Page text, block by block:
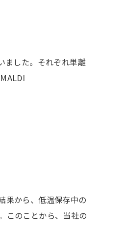
ました。それぞれ単離
果から、低温保存中の
このことから、当社の